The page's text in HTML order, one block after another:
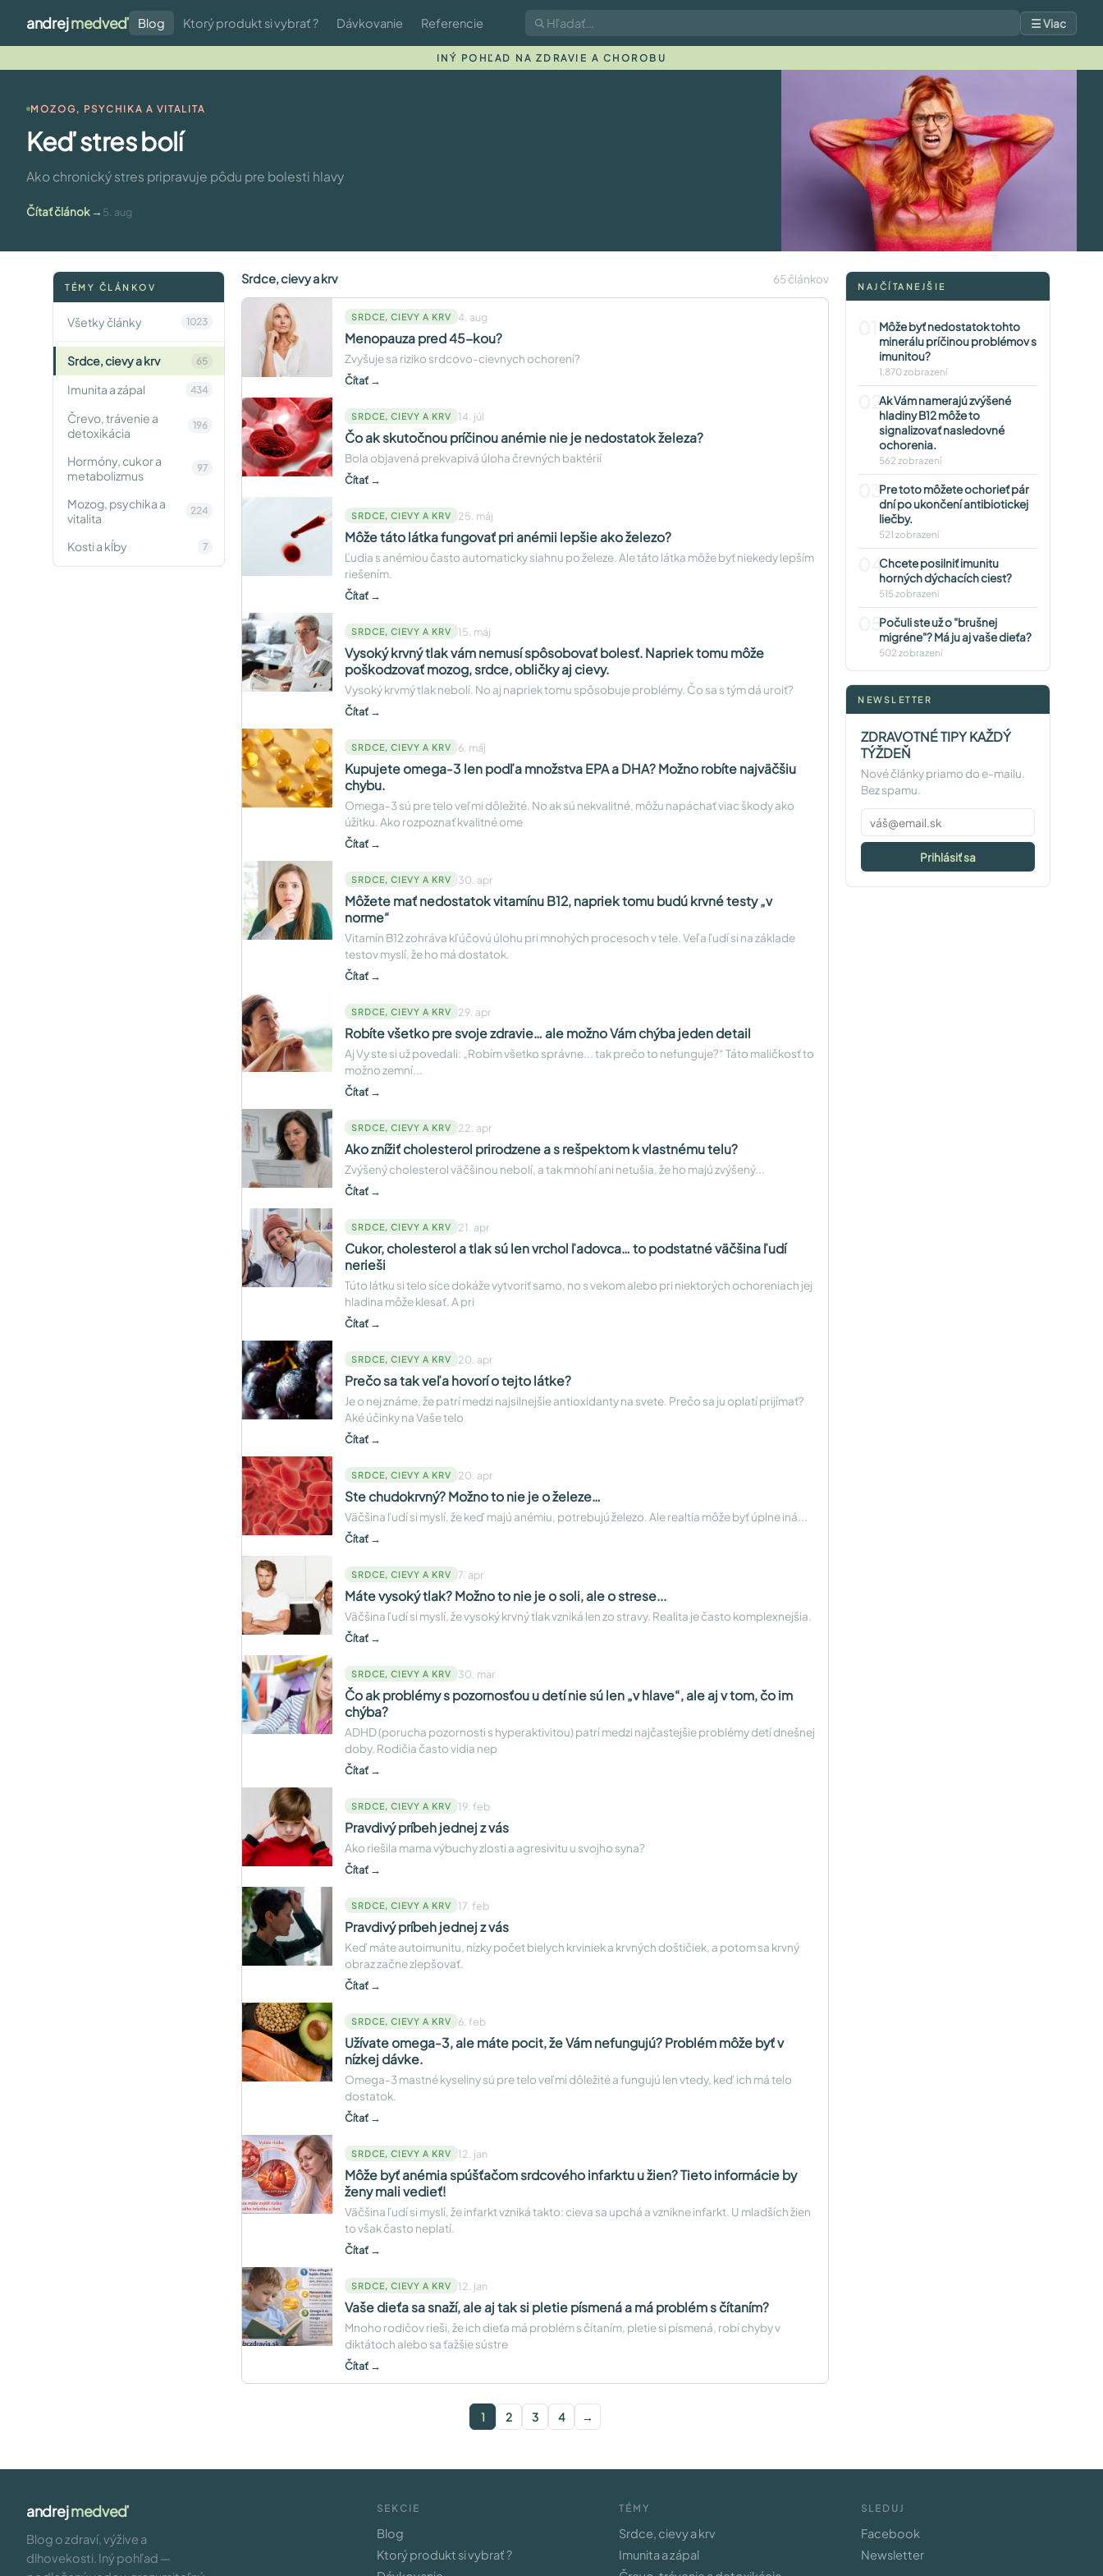
andrejmedveď Blog Ktorý produkt si vybrať ? Dávkovanie Referencie ☰ Viac
INÝ POHĽAD NA ZDRAVIE A CHOROBU
MOZOG, PSYCHIKA A VITALITA
Keď stres bolí
Ako chronický stres pripravuje pôdu pre bolesti hlavy
Čítať článok 5. aug
TÉMY ČLÁNKOV
Všetky články 1023
Srdce, cievy a krv 65
Imunita a zápal 434
Črevo, trávenie a
detoxikácia
196
Hormóny, cukor a
metabolizmus
97
Mozog, psychika a
vitalita
224
Kosti a kĺby 7
Srdce, cievy a krv 65 článkov
SRDCE, CIEVY A KRV 4. aug
Menopauza pred 45-kou?
Zvyšuje sa riziko srdcovo-cievnych ochorení?
Čítať →
SRDCE, CIEVY A KRV 14. júl
Čo ak skutočnou príčinou anémie nie je nedostatok železa?
Bola objavená prekvapivá úloha črevných baktérií
Čítať →
SRDCE, CIEVY A KRV 25. máj
Môže táto látka fungovať pri anémii lepšie ako železo?
Ľudia s anémiou často automaticky siahnu po železe. Ale táto látka môže byť niekedy lepším
riešením.
Čítať →
SRDCE, CIEVY A KRV 15. máj
Vysoký krvný tlak vám nemusí spôsobovať bolesť. Napriek tomu môže
poškodzovať mozog, srdce, obličky aj cievy.
Vysoký krvmý tlak nebolí. No aj napriek tomu spôsobuje problémy. Čo sa s tým dá uroiť?
Čítať →
SRDCE, CIEVY A KRV 6. máj
Kupujete omega-3 len podľa množstva EPA a DHA? Možno robíte najväčšiu
chybu.
Omega-3 sú pre telo veľmi dôležité. No ak sú nekvalitné, môžu napáchať viac škody ako
úžitku. Ako rozpoznať kvalitné ome
Čítať →
SRDCE, CIEVY A KRV 30. apr
Môžete mať nedostatok vitamínu B12, napriek tomu budú krvné testy „v
norme“
Vitamín B12 zohráva kľúčovú úlohu pri mnohých procesoch v tele. Veľa ľudí si na základe
testov myslí, že ho má dostatok.
Čítať →
SRDCE, CIEVY A KRV 29. apr
Robíte všetko pre svoje zdravie… ale možno Vám chýba jeden detail
Aj Vy ste si už povedali: „Robím všetko správne... tak prečo to nefunguje?“ Táto maličkosť to
možno zemní...
Čítať →
SRDCE, CIEVY A KRV 22. apr
Ako znížiť cholesterol prirodzene a s rešpektom k vlastnému telu?
Zvýšený cholesterol väčšinou nebolí, a tak mnohí ani netušia, že ho majú zvýšený...
Čítať →
SRDCE, CIEVY A KRV 21. apr
Cukor, cholesterol a tlak sú len vrchol ľadovca… to podstatné väčšina ľudí
nerieši
Túto látku si telo síce dokáže vytvoriť samo, no s vekom alebo pri niektorých ochoreniach jej
hladina môže klesať. A pri
Čítať →
SRDCE, CIEVY A KRV 20. apr
Prečo sa tak veľa hovorí o tejto látke?
Je o nej známe, že patrí medzi najsilnejšie antioxidanty na svete. Prečo sa ju oplatí prijímať?
Aké účinky na Vaše telo
Čítať →
SRDCE, CIEVY A KRV 20. apr
Ste chudokrvný? Možno to nie je o železe…
Väčšina ľudí si myslí, že keď majú anémiu, potrebujú železo. Ale realtia môže byť úplne iná...
Čítať →
SRDCE, CIEVY A KRV 7. apr
Máte vysoký tlak? Možno to nie je o soli, ale o strese...
Väčšina ľudí si myslí, že vysoký krvný tlak vzniká len zo stravy. Realita je často komplexnejšia.
Čítať →
SRDCE, CIEVY A KRV 30. mar
Čo ak problémy s pozornosťou u detí nie sú len „v hlave“, ale aj v tom, čo im
chýba?
ADHD (porucha pozornosti s hyperaktivitou) patrí medzi najčastejšie problémy detí dnešnej
doby. Rodičia často vidia nep
Čítať →
SRDCE, CIEVY A KRV 19. feb
Pravdivý príbeh jednej z vás
Ako riešila mama výbuchy zlosti a agresivitu u svojho syna?
Čítať →
SRDCE, CIEVY A KRV 17. feb
Pravdivý príbeh jednej z vás
Keď máte autoimunitu, nízky počet bielych krviniek a krvných doštičiek, a potom sa krvný
obraz začne zlepšovať.
Čítať →
SRDCE, CIEVY A KRV 6. feb
Užívate omega-3, ale máte pocit, že Vám nefungujú? Problém môže byť v
nízkej dávke.
Omega-3 mastné kyseliny sú pre telo veľmi dôležité a fungujú len vtedy, keď ich má telo
dostatok.
Čítať →
SRDCE, CIEVY A KRV 12. jan
Môže byť anémia spúšťačom srdcového infarktu u žien? Tieto informácie by
ženy mali vedieť!
Väčšina ľudí si myslí, že infarkt vzniká takto: cieva sa upchá a vznikne infarkt. U mladších žien
to však často neplatí.
Čítať →
SRDCE, CIEVY A KRV 12. jan
Vaše dieťa sa snaží, ale aj tak si pletie písmená a má problém s čítaním?
Mnoho rodičov rieši, že ich dieťa má problém s čítaním, pletie si písmená, robí chyby v
diktátoch alebo sa ťažšie sústre
Čítať →
1 2 3 4 →
NAJČÍTANEJŠIE
Môže byť nedostatok tohto
minerálu príčinou problémov s
imunitou?
1,870 zobrazení
02Ak Vám namerajú zvýšené
hladiny B12 môže to
signalizovať nasledovné
ochorenia.
562 zobrazení
03Pre toto môžete ochorieť pár
dní po ukončení antibiotickej
liečby.
521 zobrazení
04Chcete posilniť imunitu
horných dýchacích ciest?
515 zobrazení
05Počuli ste už o "brušnej
migréne"? Má ju aj vaše dieťa?
502 zobrazení
NEWSLETTER
ZDRAVOTNÉ TIPY KAŽDÝ
TÝŽDEŇ
Nové články priamo do e-mailu.
Bez spamu.
Prihlásiť sa
andrejmedveď
Blog o zdraví, výžive a
dlhovekosti. Iný pohľad —
SEKCIE
Blog
Ktorý produkt si vybrať ?
TÉMY
Srdce, cievy a krv
Imunita a zápal
SLEDUJ
Facebook
Newsletter